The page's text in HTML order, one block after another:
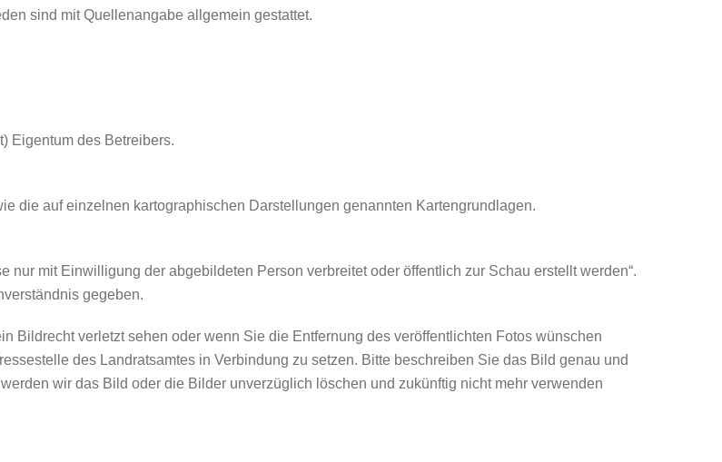
sind mit Quellenangabe allgemein gestattet.
Eigentum des Betreibers.
die auf einzelnen kartographischen Darstellungen genannten Kartengrundlagen.
nur mit Einwilligung der abgebildeten Person verbreitet oder öffentlich zur Schau erstellt werden“.
gegeben.
Bildrecht verletzt sehen oder wenn Sie die Entfernung des veröffentlichten Fotos wünschen
des Landratsamtes in Verbindung zu setzen. Bitte beschreiben Sie das Bild genau und
wir das Bild oder die Bilder unverzüglich löschen und zukünftig nicht mehr verwenden